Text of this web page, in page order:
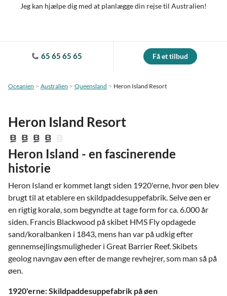
Jeg kan hjælpe dig med at planlægge din rejse til Australien!
65 65 65 65 Få et tilbud
Oceanien Australien Queensland Heron Island Resort
Heron Island Resort
Heron Island - en fascinerende
historie
Heron Island er kommet langt siden 1920'erne, hvor øen blev
brugt til at etablere en skildpaddesuppefabrik. Selve øen er
en rigtig koralø, som begyndte at tage form for ca. 6.000 år
siden. Francis Blackwood på skibet HMS Fly opdagede
sand/koralbanken i 1843, mens han var på udkig efter
gennemsejlingsmuligheder i Great Barrier Reef. Skibets
geolog navngav øen efter de mange revhejrer, som man så på
øen.
1920'erne: Skildpaddesuppefabrik på øen